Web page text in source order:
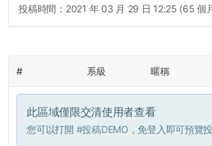
投稿時間： 2021 年 03 月 29 日 12:25 (65 個
# 系級 暱稱
此區域僅限交清使用者查看
您可以打開 #投稿DEMO ，免登入即可預覽